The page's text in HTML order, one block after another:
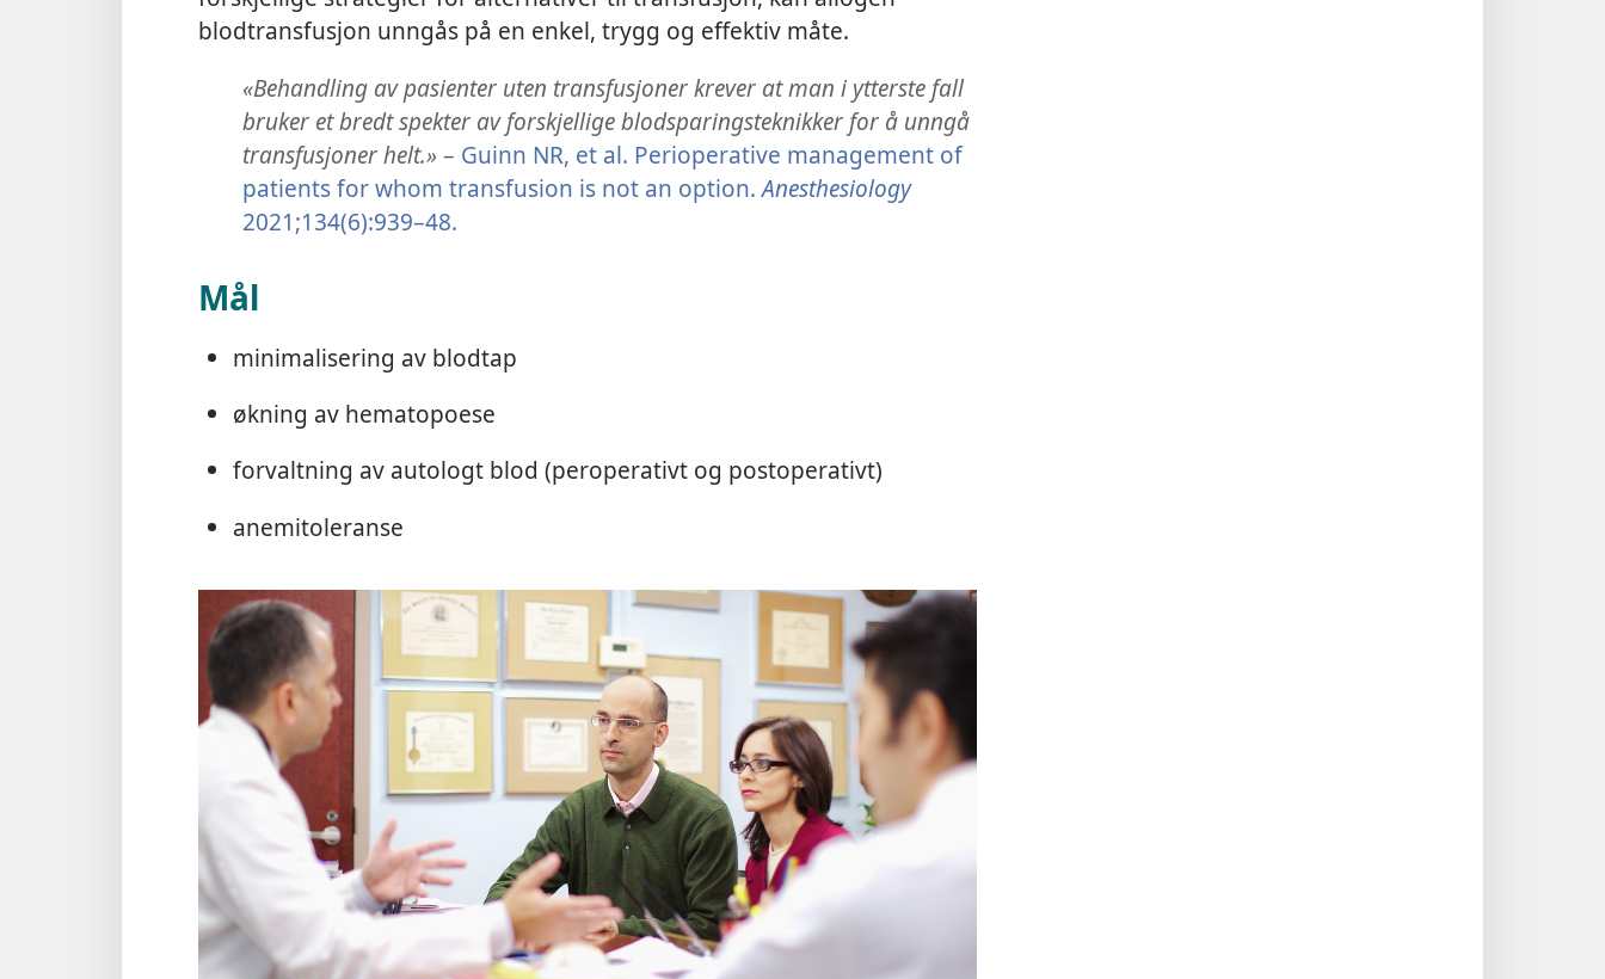
blodtransfusjon unngås på en enkel, trygg og effektiv måte.
«Behandling av pasienter uten transfusjoner krever at man i ytterste fall
bruker et bredt spekter av forskjellige blodsparingsteknikker for å unngå
transfusjoner helt.» – Guinn NR, et al. Perioperative management of
patients for whom transfusion is not an option.Anesthesiology
2021;134(6):939–48.
Mål
minimalisering av blodtap
økning av hematopoese
forvaltning av autologt blod (peroperativt og postoperativt)
anemitoleranse